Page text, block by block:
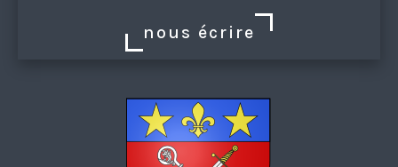
nous écrire